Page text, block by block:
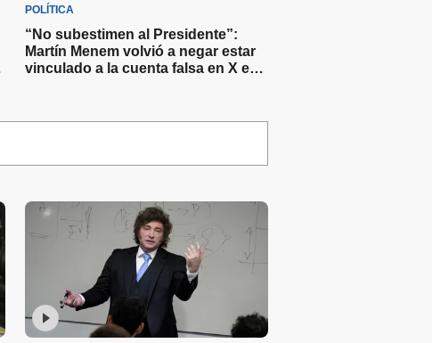
POLÍTICA
“No subestimen al Presidente”:
Martín Menem volvió a negar estar
vinculado a la cuenta falsa en X en